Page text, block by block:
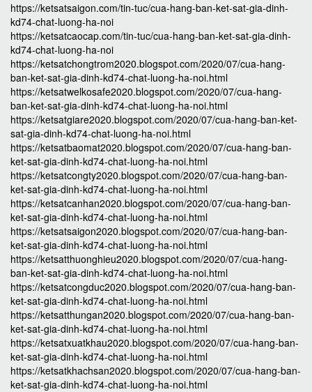
https://ketsatsaigon.com/tin-tuc/cua-hang-ban-ket-sat-gia-dinh-
kd74-chat-luong-ha-noi
https://ketsatcaocap.com/tin-tuc/cua-hang-ban-ket-sat-gia-dinh-
kd74-chat-luong-ha-noi
https://ketsatchongtrom2020.blogspot.com/2020/07/cua-hang-
ban-ket-sat-gia-dinh-kd74-chat-luong-ha-noi.html
https://ketsatwelkosafe2020.blogspot.com/2020/07/cua-hang-
ban-ket-sat-gia-dinh-kd74-chat-luong-ha-noi.html
https://ketsatgiare2020.blogspot.com/2020/07/cua-hang-ban-ket-
sat-gia-dinh-kd74-chat-luong-ha-noi.html
https://ketsatbaomat2020.blogspot.com/2020/07/cua-hang-ban-
ket-sat-gia-dinh-kd74-chat-luong-ha-noi.html
https://ketsatcongty2020.blogspot.com/2020/07/cua-hang-ban-
ket-sat-gia-dinh-kd74-chat-luong-ha-noi.html
https://ketsatcanhan2020.blogspot.com/2020/07/cua-hang-ban-
ket-sat-gia-dinh-kd74-chat-luong-ha-noi.html
https://ketsatsaigon2020.blogspot.com/2020/07/cua-hang-ban-
ket-sat-gia-dinh-kd74-chat-luong-ha-noi.html
https://ketsatthuonghieu2020.blogspot.com/2020/07/cua-hang-
ban-ket-sat-gia-dinh-kd74-chat-luong-ha-noi.html
https://ketsatcongduc2020.blogspot.com/2020/07/cua-hang-ban-
ket-sat-gia-dinh-kd74-chat-luong-ha-noi.html
https://ketsatthungan2020.blogspot.com/2020/07/cua-hang-ban-
ket-sat-gia-dinh-kd74-chat-luong-ha-noi.html
https://ketsatxuatkhau2020.blogspot.com/2020/07/cua-hang-ban-
ket-sat-gia-dinh-kd74-chat-luong-ha-noi.html
https://ketsatkhachsan2020.blogspot.com/2020/07/cua-hang-ban-
ket-sat-gia-dinh-kd74-chat-luong-ha-noi.html